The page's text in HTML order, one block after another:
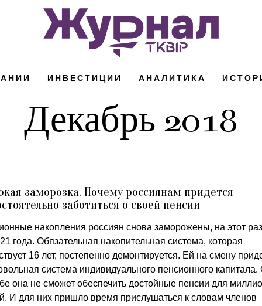
ИНВЕСТИЦИИ АНАЛИТИКА
Декабрь 2018
заморозка. Почему россиянам придется
заботиться о своей пенсии
накопления россиян снова заморожены, на этот
года. Обязательная накопительная система, которая
16 лет, постепенно демонтируется. Ей на смену
система индивидуального пенсионного
она не сможет обеспечить достойные пенсии для
И для них пришло время прислушаться к словам членов